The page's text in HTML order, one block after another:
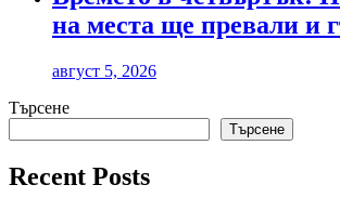
на места ще превали и
август 5, 2026
Търсене
Търсене
Recent Posts